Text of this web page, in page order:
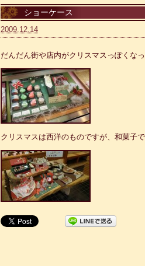
ショーケース
2009.12.14
だんだん街や店内がクリスマスっぽくなっ
クリスマスは西洋のものですが、和菓子